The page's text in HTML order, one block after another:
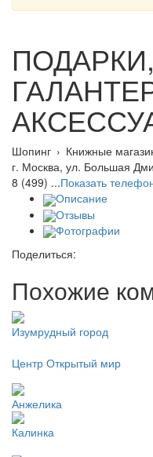
ПОДАРКИ,
Шопинг › Книжные
г. Москва, ул. Большая
8 (499) ...Показать
Описание
Отзывы
Фотографии
Поделиться:
Похожие
Изумрудный город
Центр Открытый мир
Анжелика
Калинка